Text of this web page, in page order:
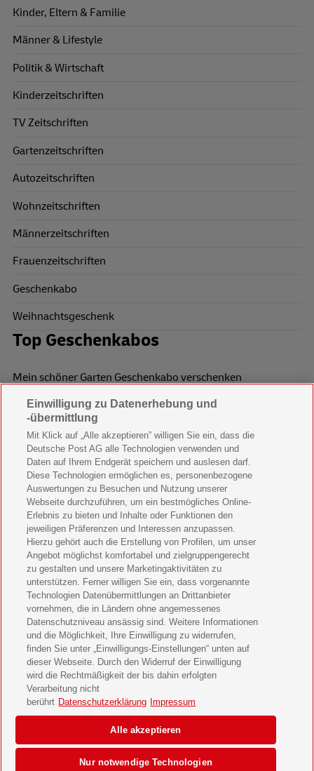
Kinder, Eltern & Familie
Männer & Lifestyle
Politik & Wirtschaft
Kinderzeitschriften
TV Zeitschriften
Gartenzeitschriften
Autozeitschriften
Wohnzeitschriften
Männerzeitschriften
Frauenzeitschriften
Geschenkabo
Weihnachtsgeschenk
Top Geschenkabos
Mein schöner Garten Geschenkabo verschenken
Wohnen & Garten Geschenkabo verschenken
Mein schönes Land Geschenkabo verschenken
Bild der Frau Geschenkabo verschenken
11 Freunde Geschenkabo verschenken
LEGO Ninjago Magazin Geschenkabo verschenken
Brigitte Geschenkabo verschenken
GEOlino Geschenkabo verschenken
Stern Crime Geschenkabo verschenken
Welt der Wunder Geschenkabo verschenken
GEO Geschenkabo verschenken
Datenschutz & Cookies
Einwilligungs-Einstellungen
Barrierefreiheit
Einwilligung zu Datenerhebung und
-übermittlung
Mit Klick auf „Alle akzeptieren” willigen Sie ein, dass die
Deutsche Post AG alle Technologien verwenden und
Daten auf Ihrem Endgerät speichern und auslesen darf.
Diese Technologien ermöglichen es, personenbezogene
Auswertungen zu Besuchen und Nutzung unserer
Webseite durchzuführen, um ein bestmögliches Online-
Erlebnis zu bieten und Inhalte oder Funktionen den
jeweiligen Präferenzen und Interessen anzupassen.
Hierzu gehört auch die Erstellung von Profilen, um unser
Angebot möglichst komfortabel und zielgruppengerecht
zu gestalten und unsere Marketingaktivitäten zu
unterstützen. Ferner willigen Sie ein, dass vorgenannte
Technologien Datenübermittlungen an Drittanbieter
vornehmen, die in Ländern ohne angemessenes
Datenschutzniveau ansässig sind. Weitere Informationen
und die Möglichkeit, Ihre Einwilligung zu widerrufen,
finden Sie unter „Einwilligungs-Einstellungen“ unten auf
dieser Webseite. Durch den Widerruf der Einwilligung
wird die Rechtmäßigkeit der bis dahin erfolgten
Verarbeitung nicht
berührt Datenschutzerklärung Impressum
Nur notwendige Technologien
Alle akzeptieren